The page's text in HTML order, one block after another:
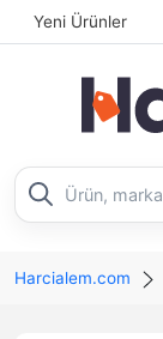
Yeni Ürünler
Harcialem.com